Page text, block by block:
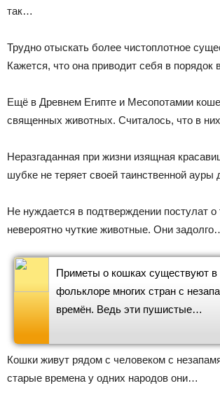
так…
Трудно отыскать более чистоплотное
Кажется, что она приводит себя в порядок
Ещё в Древнем Египте и Месопотамии
священных животных. Считалось, что в
Неразгаданная при жизни изящная
шубке не теряет своей таинственной
Не нуждается в подтверждении постулат
невероятно чуткие животные. Они
Приметы о кошках существуют в
фольклоре многих стран с
времён. Ведь эти пушистые…
Кошки живут рядом с человеком с
старые времена у одних народов они…